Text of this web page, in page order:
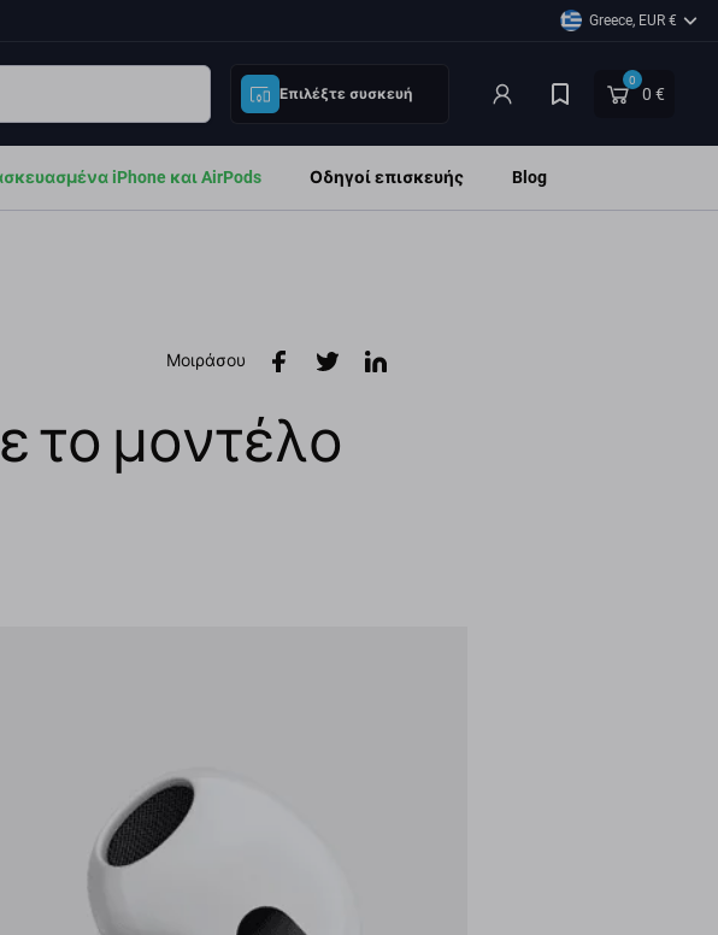
Greece, EUR €
Επιλέξτε συσκευή
0
0 €
iPhone και AirPods Οδηγοί επισκευής Blog
Μοιράσου
το μοντέλο